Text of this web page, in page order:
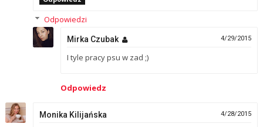
Odpowiedzi
Mirka Czubak 4/29/2015
I tyle pracy psu w zad ;)
Odpowiedz
Monika Kilijańska 4/28/2015